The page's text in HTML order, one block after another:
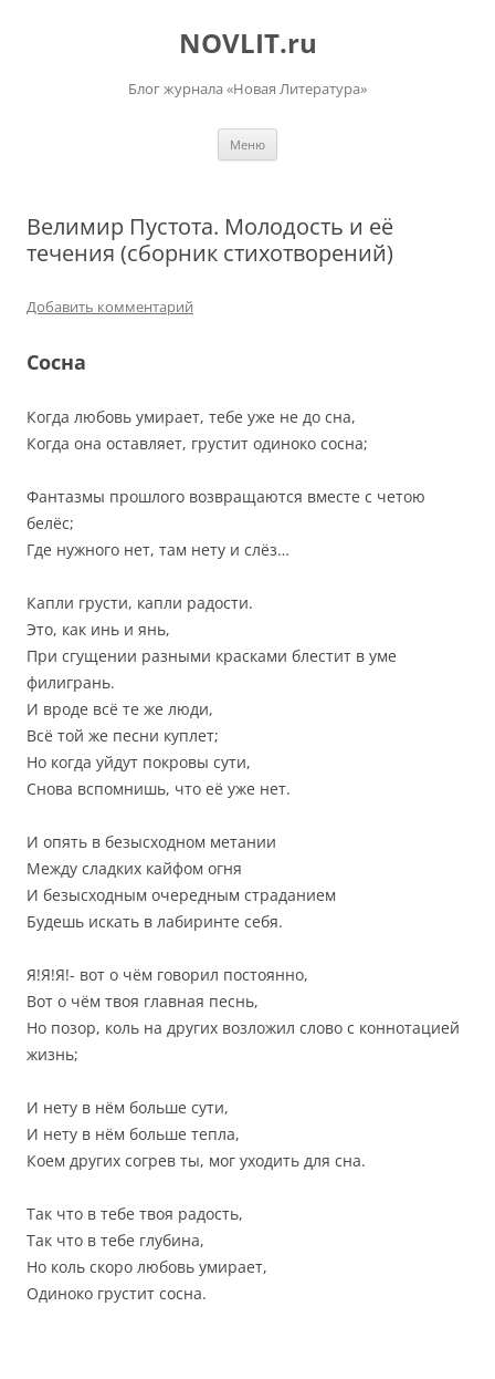
NOVLIT.ru
Блог журнала «Новая Литература»
Меню
Велимир Пустота. Молодость и её
течения (сборник стихотворений)
Добавить комментарий
Сосна
Когда любовь умирает, тебе уже не до сна,
Когда она оставляет, грустит одиноко сосна;
Фантазмы прошлого возвращаются вместе с четою
белёс;
Где нужного нет, там нету и слёз…
Капли грусти, капли радости.
Это, как инь и янь,
При сгущении разными красками блестит в уме
филигрань.
И вроде всё те же люди,
Всё той же песни куплет;
Но когда уйдут покровы сути,
Снова вспомнишь, что её уже нет.
И опять в безысходном метании
Между сладких кайфом огня
И безысходным очередным страданием
Будешь искать в лабиринте себя.
Я!Я!Я!- вот о чём говорил постоянно,
Вот о чём твоя главная песнь,
Но позор, коль на других возложил слово с коннотацией
жизнь;
И нету в нём больше сути,
И нету в нём больше тепла,
Коем других согрев ты, мог уходить для сна.
Так что в тебе твоя радость,
Так что в тебе глубина,
Но коль скоро любовь умирает,
Одиноко грустит сосна.